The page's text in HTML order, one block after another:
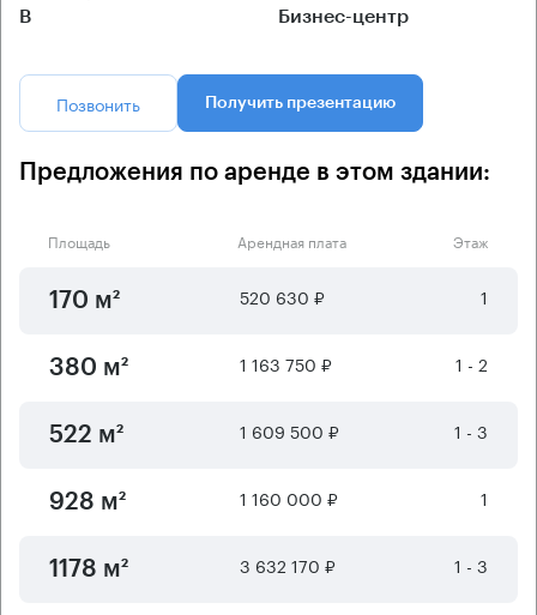
B Бизнес-центр
Позвонить Получить презентацию
Предложения по аренде в этом здании:
Площадь Арендная плата Этаж
170 м² 520 630 ₽ 1
380 м² 1 163 750 ₽ 1 - 2
522 м² 1 609 500 ₽ 1 - 3
928 м² 1 160 000 ₽ 1
1178 м² 3 632 170 ₽ 1 - 3